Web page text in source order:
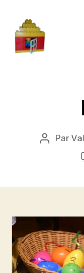
Auteur
Par